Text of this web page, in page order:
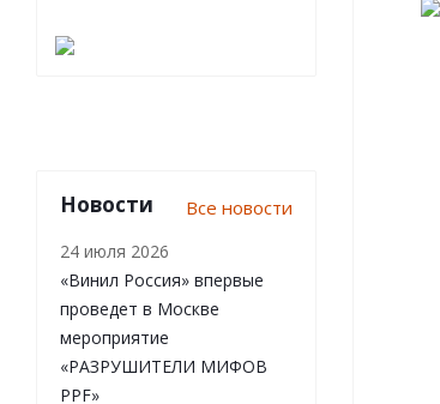
Новости Все новости
24 июля 2026
«Винил Россия» впервые
проведет в Москве
мероприятие
«РАЗРУШИТЕЛИ МИФОВ
PPF»